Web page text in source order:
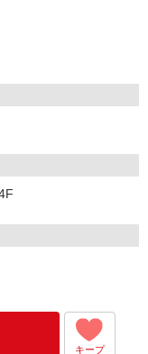
でご連絡します。
・事務所面接と選べま
！
キープ